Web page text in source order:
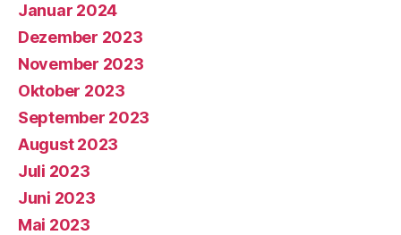
Januar 2024
Dezember 2023
November 2023
Oktober 2023
September 2023
August 2023
Juli 2023
Juni 2023
Mai 2023